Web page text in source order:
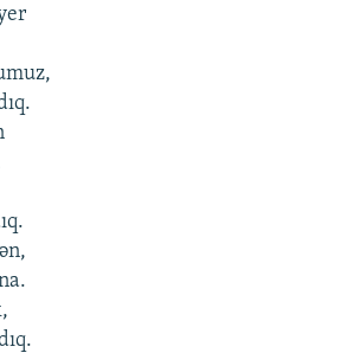
KITABXANASI
STANDARTLARIMIZ
ISTIFADƏ
TELEFONUNUZDA